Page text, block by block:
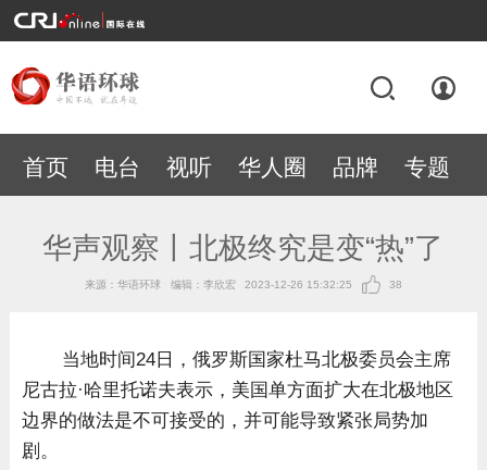
首页 电台 视听 华人圈 品牌 专题
华声观察丨北极终究是变“热”了
来源：华语环球 编辑：李欣宏 2023-12-26 15:32:25 38
当地时间24日，俄罗斯国家杜马北极委员会主席
尼古拉·哈里托诺夫表示，美国单方面扩大在北极地区
边界的做法是不可接受的，并可能导致紧张局势加
剧。